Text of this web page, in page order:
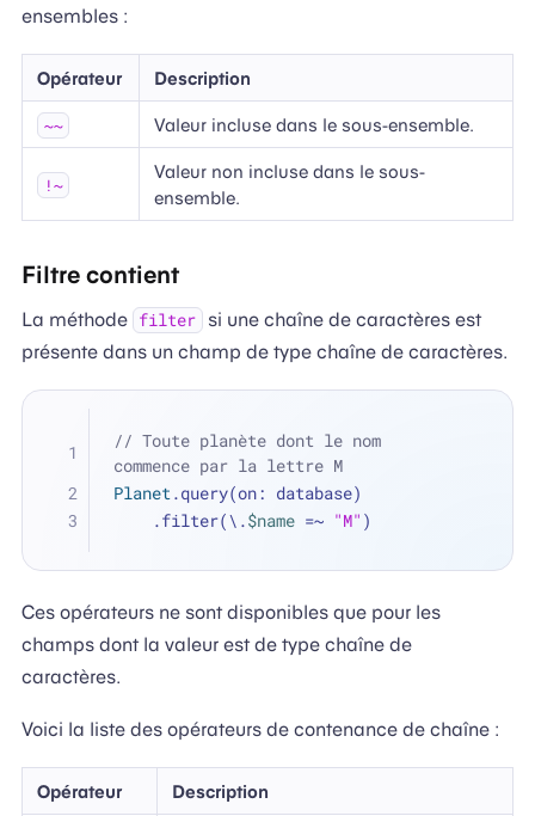
ensembles :
Opérateur Description
~~ Valeur incluse dans le sous-ensemble.
!~
Valeur non incluse dans le sous-
ensemble.
Filtre contient
La méthode filter
si une chaîne de caractères est
présente dans un champ de type chaîne de caractères.
// Toute planète dont le nom
commence par la lettre M
Planet.query(on: database)
    .filter(\.
$name =~ "M" )
Ces opérateurs ne sont disponibles que pour les
champs dont la valeur est de type chaîne de
caractères.
Voici la liste des opérateurs de contenance de chaîne :
Opérateur Description